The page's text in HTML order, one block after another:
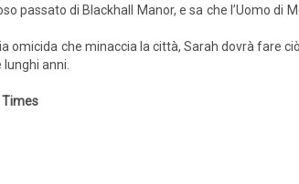
passato di Blackhall Manor, e sa che l’Uomo di
omicida che minaccia la città, Sarah dovrà fare
anni.
Times